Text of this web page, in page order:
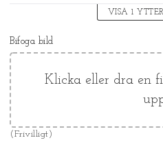
VISA 1
Bifoga bild
Klicka eller dra en
(Frivilligt)